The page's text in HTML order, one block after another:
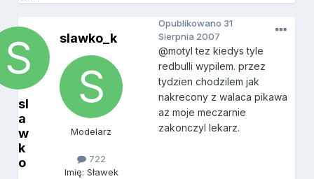
sl
a
w
k
o
slawko_k
Modelarz
722
Imię: Sławek
Opublikowano 31
Sierpnia 2007
@motyl tez kiedys tyle
redbulli wypilem. przez
tydzien chodzilem jak
nakrecony z walaca pikawa
az moje meczarnie
zakonczyl lekarz.